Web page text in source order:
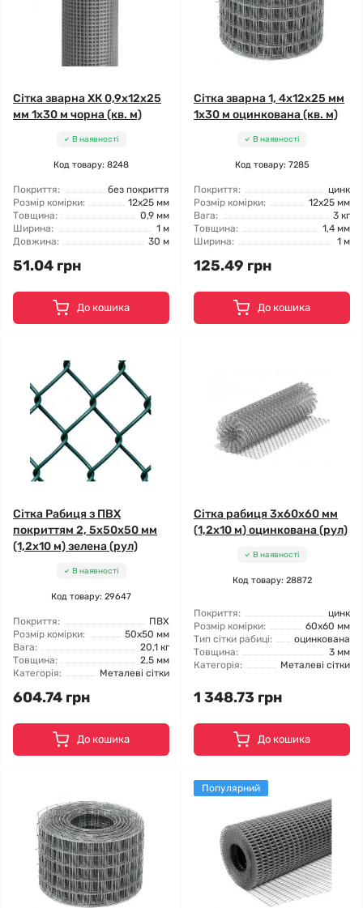
Сітка зварна ХК 0,9x12x25
мм 1x30 м чорна (кв. м)
В наявності
Код товару: 8248
Покриття:
без покриття
Розмір комірки:
12x25 мм
Товщина:
0,9 мм
Ширина:
1 м
Довжина:
30 м
51.04 грн
До кошика
Сітка зварна 1, 4x12x25 мм
1x30 м оцинкована (кв. м)
В наявності
Код товару: 7285
Покриття:
цинк
Розмір комірки:
12x25 мм
Вага:
3 кг
Товщина:
1,4 мм
Ширина:
1 м
125.49 грн
До кошика
Сітка Рабиця з ПВХ
покриттям 2, 5x50x50 мм
(1,2x10 м) зелена (рул)
В наявності
Код товару: 29647
Покриття:
ПВХ
Розмір комірки:
50x50 мм
Вага:
20,1 кг
Товщина:
2,5 мм
Категорія:
Металеві сітки
604.74 грн
До кошика
Сітка рабиця 3x60x60 мм
(1,2x10 м) оцинкована (рул)
В наявності
Код товару: 28872
Покриття:
цинк
Розмір комірки:
60x60 мм
Тип сітки рабиці:
оцинкована
Товщина:
3 мм
Категорія:
Металеві сітки
1 348.73 грн
До кошика
Популярний